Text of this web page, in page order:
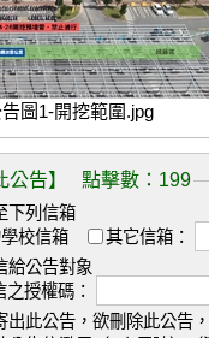
圖1-開挖範圍.jpg
公告】 點擊數：199
下列信箱
校信箱
其它信箱：
給公告對象
之授權碼：
出此公告，欲刪除此公告